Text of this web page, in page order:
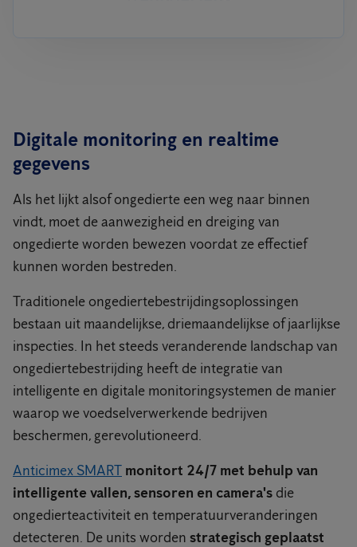
Digitale monitoring en realtime
gegevens
Als het lijkt alsof ongedierte een weg naar binnen
vindt, moet de aanwezigheid en dreiging van
ongedierte worden bewezen voordat ze effectief
kunnen worden bestreden.
Traditionele ongediertebestrijdingsoplossingen
bestaan uit maandelijkse, driemaandelijkse of jaarlijkse
inspecties. In het steeds veranderende landschap van
ongediertebestrijding heeft de integratie van
intelligente en digitale monitoringsystemen de manier
waarop we voedselverwerkende bedrijven
beschermen, gerevolutioneerd.
Anticimex SMART monitort 24/7 met behulp van
intelligente vallen, sensoren en camera's die
ongedierteactiviteit en temperatuurveranderingen
detecteren. De units worden strategisch geplaatst